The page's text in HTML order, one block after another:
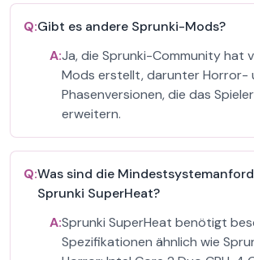
Q:Gibt es andere Sprunki-Mods?
A:Ja, die Sprunki-Community hat
Mods erstellt, darunter Horror-
Phasenversionen, die das
erweitern.
Q:Was sind die
Sprunki SuperHeat?
A:Sprunki SuperHeat benötigt
Spezifikationen ähnlich wie